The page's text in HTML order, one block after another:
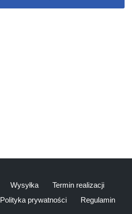
Wysyłka
Termin realizacji
Polityka prywatności Regulamin